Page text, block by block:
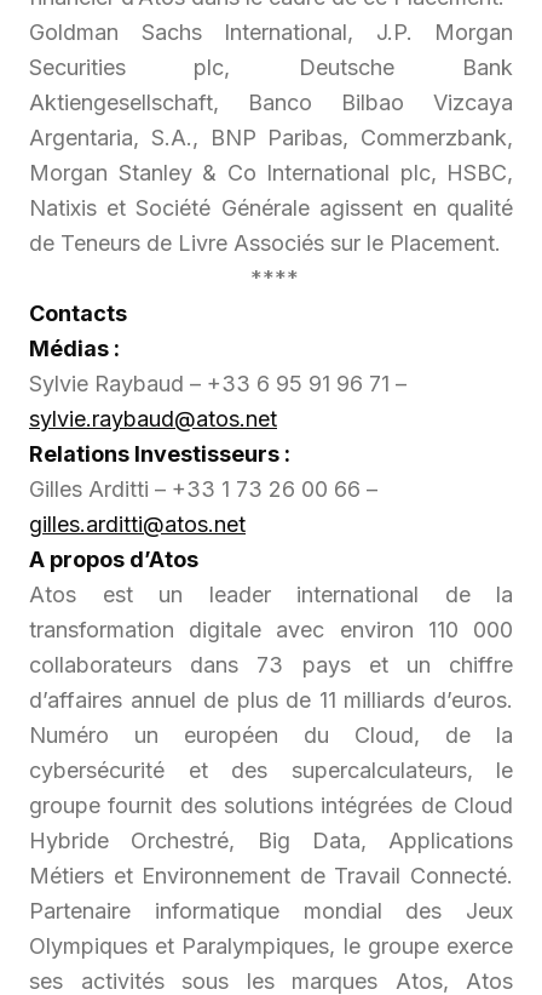
Goldman Sachs International, J.P. Morgan
Securities plc, Deutsche Bank
Aktiengesellschaft, Banco Bilbao Vizcaya
Argentaria, S.A., BNP Paribas, Commerzbank,
Morgan Stanley & Co International plc, HSBC,
Natixis et Société Générale agissent en qualité
de Teneurs de Livre Associés sur le Placement.
****
Contacts
Médias :
Sylvie Raybaud – +33 6 95 91 96 71 –
sylvie.raybaud@atos.net
Relations Investisseurs :
Gilles Arditti – +33 1 73 26 00 66 –
gilles.arditti@atos.net
A propos d’Atos
Atos est un leader international de la
transformation digitale avec environ 110 000
collaborateurs dans 73 pays et un chiffre
d’affaires annuel de plus de 11 milliards d’euros.
Numéro un européen du Cloud, de la
cybersécurité et des supercalculateurs, le
groupe fournit des solutions intégrées de Cloud
Hybride Orchestré, Big Data, Applications
Métiers et Environnement de Travail Connecté.
Partenaire informatique mondial des Jeux
Olympiques et Paralympiques, le groupe exerce
ses activités sous les marques Atos, Atos